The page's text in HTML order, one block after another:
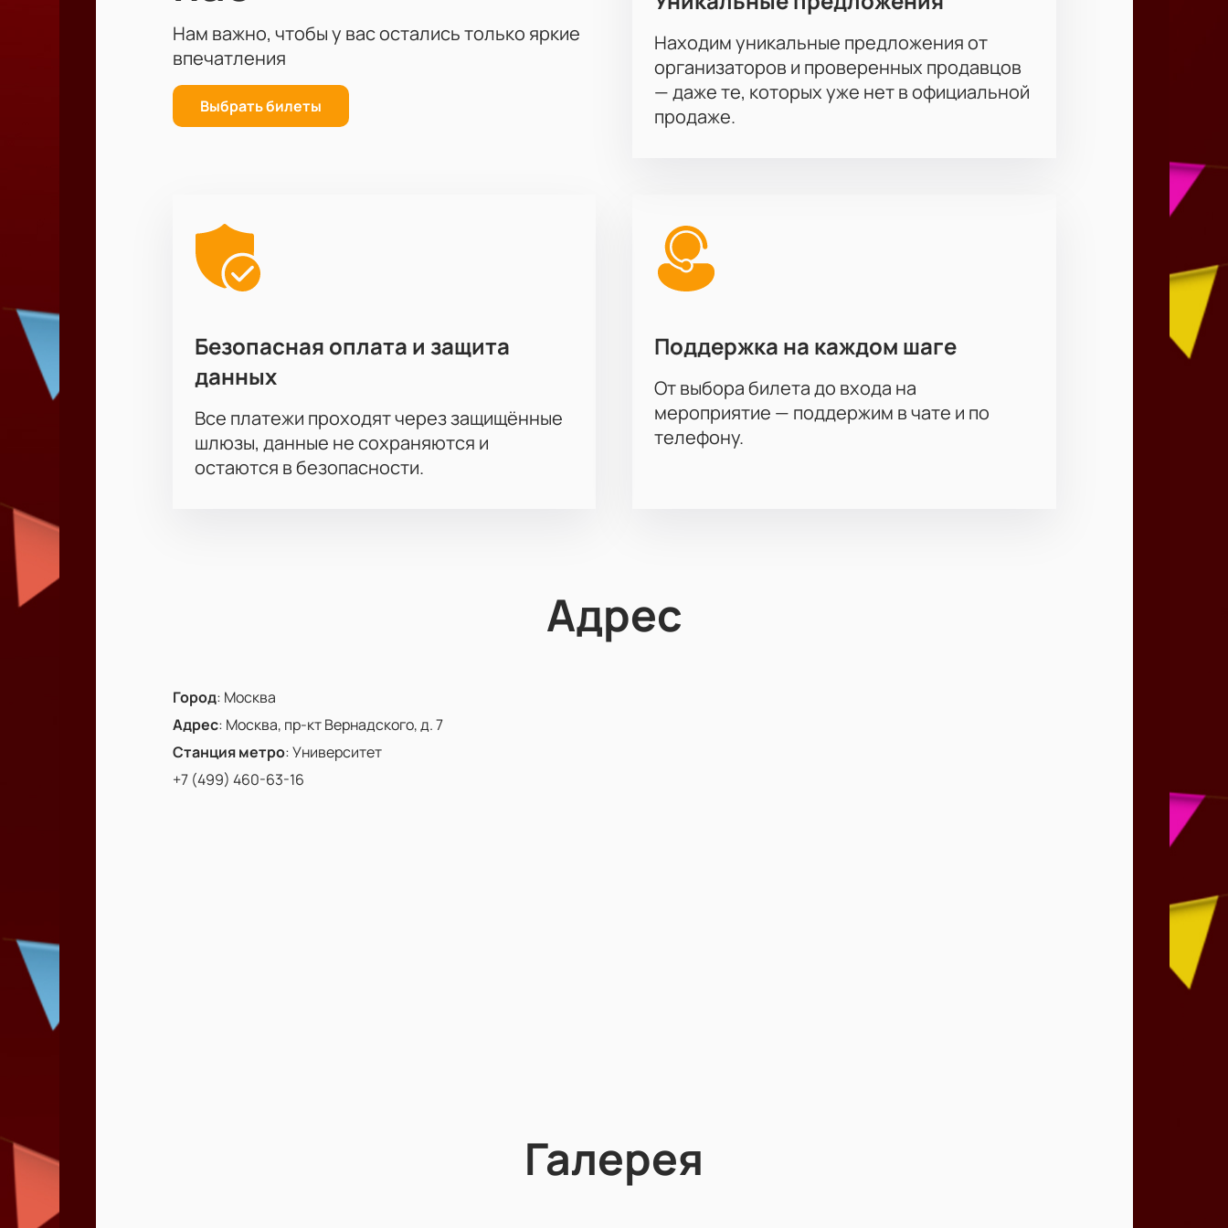
на нашем сайте. Выберите удобные места
в зале, укажите свою электронную почту и оплатите заказ. Сразу после оплаты вы получите билеты по электронной почте.
Сохраните их и предъявите на входе.
Нам важно, чтобы у вас остались только яркие
впечатления
Выбрать билеты
Находим уникальные предложения от
организаторов и проверенных продавцов
— даже те, которых уже нет в официальной
продаже.
Безопасная оплата и защита
данных
Все платежи проходят через защищённые
шлюзы, данные не сохраняются и
остаются в безопасности.
Поддержка на каждом шаге
От выбора билета до входа на
мероприятие — поддержим в чате и по
телефону.
Адрес
Город: Москва
Адрес: Москва, пр-кт Вернадского, д. 7
Станция метро:Университет
+7 (499) 460-63-16
Галерея